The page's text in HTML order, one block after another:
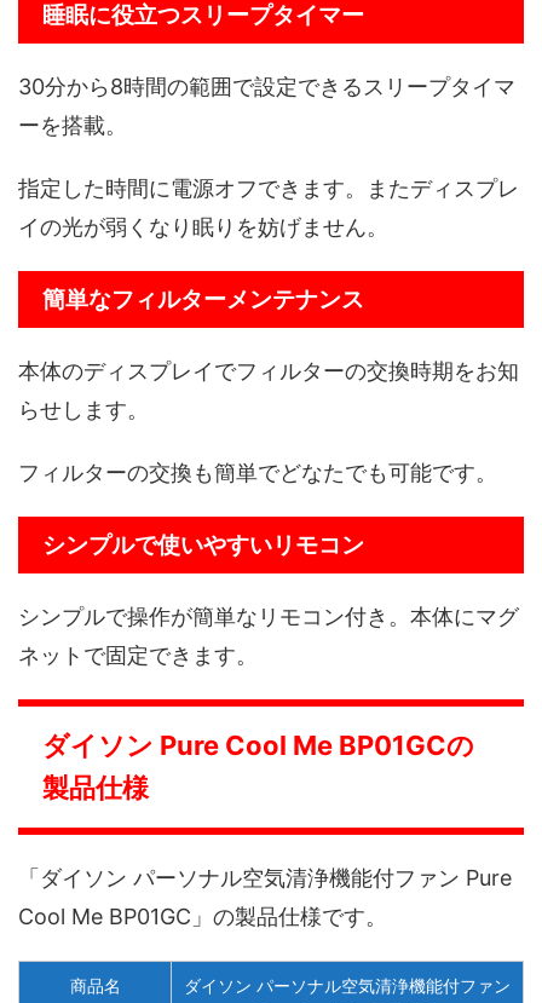
睡眠に役立つスリープタイマー
30分から8時間の範囲で設定できるスリープタイマ
ーを搭載。
指定した時間に電源オフできます。またディスプレ
イの光が弱くなり眠りを妨げません。
簡単なフィルターメンテナンス
本体のディスプレイでフィルターの交換時期をお知
らせします。
フィルターの交換も簡単でどなたでも可能です。
シンプルで使いやすいリモコン
シンプルで操作が簡単なリモコン付き。本体にマグ
ネットで固定できます。
ダイソン Pure Cool Me BP01GCの
製品仕様
「ダイソン パーソナル空気清浄機能付ファン Pure
Cool Me BP01GC」の製品仕様です。
商品名
ダイソン パーソナル空気清浄機能付ファン